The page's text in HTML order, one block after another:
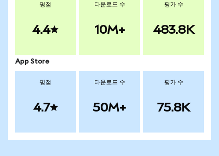
평점
4.4
다운로드 수
10M+
평가 수
483.8K
App Store
평점
4.7
다운로드 수
50M+
평가 수
75.8K